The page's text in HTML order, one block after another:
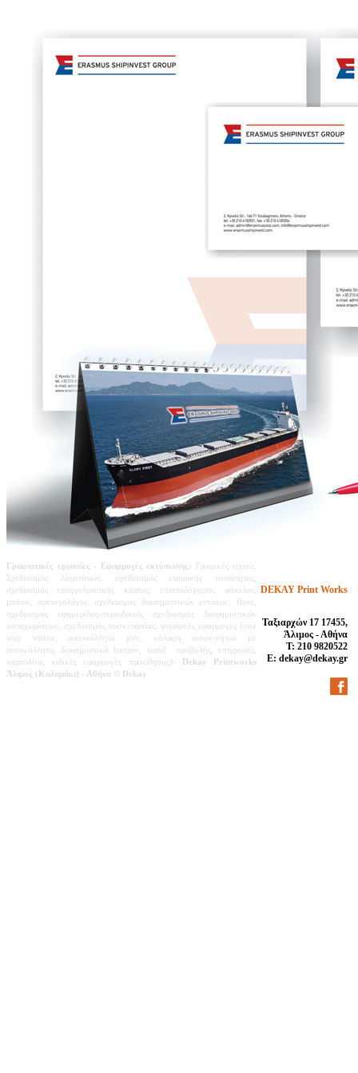
DEKAY Print Works
Ταξιαρχών 17 17455,
Άλιμος - Αθήνα
Τ: 210 9820522
E: dekay@dekay.gr
Γραφιστικές εργασίες - Εφαρμογές εκτύπωσης:
Γραφικές τέχνες.
Σχεδιασμός λογοτύπων, σχεδιασμός εταιρικής ταυτότητας,
σχεδιασμός επαγγελματικής κάρτας, επιστολόχαρτα, φάκελοι,
μπλοκ, συνταγολόγια, σχεδιασμός διαφημιστικών εντύπων, flyer,
σχεδιασμός εφημερίδας-περιοδικού,
σχεδιασμός διαφημιστικών
καταχωρίσεων,
σχεδιασμός συσκευασίας, ψηφιακές εφαρμογές (one
way vision, αυτοκόλλητο pvc, κάλυψη αυτοκινήτου με
αυτοκόλλητο, διαφημιστικά banner, stand προβολής, επιγραφές,
καρτολίνα, ειδικές εφαρμογές προώθησης)-
Dekay Printworks
Άλιμος (Καλαμάκι) - Αθήνα © Dekay